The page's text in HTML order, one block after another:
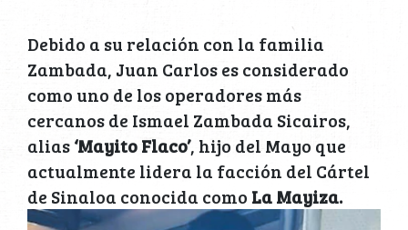
Debido a su relación con la familia
Zambada, Juan Carlos es considerado
como uno de los operadores más
cercanos de Ismael Zambada Sicairos,
alias‘Mayito Flaco’, hijo del Mayo que
actualmente lidera la facción del Cártel
de Sinaloa conocida como La Mayiza.